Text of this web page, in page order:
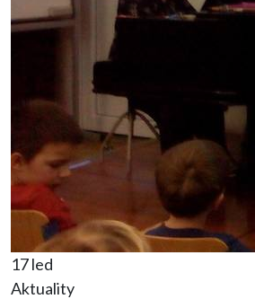
17 led
Aktuality